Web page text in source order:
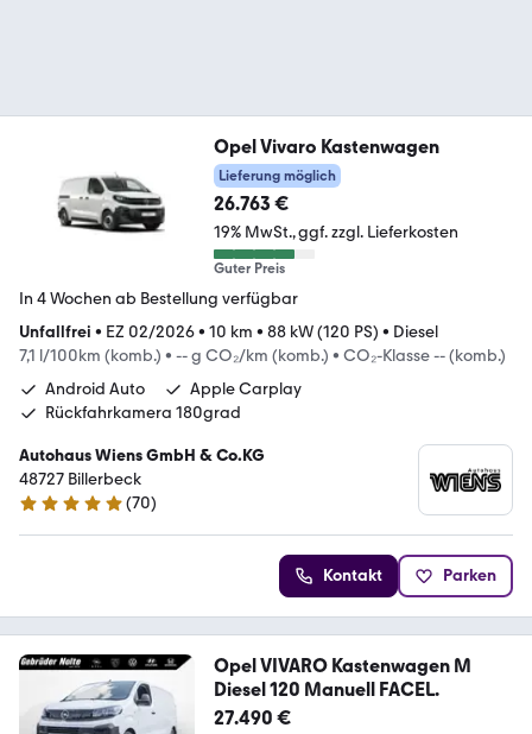
Opel Vivaro Kastenwagen
Lieferung möglich
26.763 €
19% MwSt. ggf. zzgl. Lieferkosten
Guter Preis
In 4 Wochen ab Bestellung verfügbar
Unfallfrei • EZ 02/2026• 10 km • 88 kW (120 PS) • Diesel
7,1 l/100km (komb.) • -- g CO₂/km (komb.) • CO₂-Klasse -- (komb.)
Android Auto
Apple Carplay
Rückfahrkamera 180grad
Autohaus Wiens GmbH & Co.KG
48727 Billerbeck
4.8 Sterne
(70)
Kontakt Parken
Opel VIVARO Kastenwagen M
Diesel 120 Manuell FACEL.
27.490 €